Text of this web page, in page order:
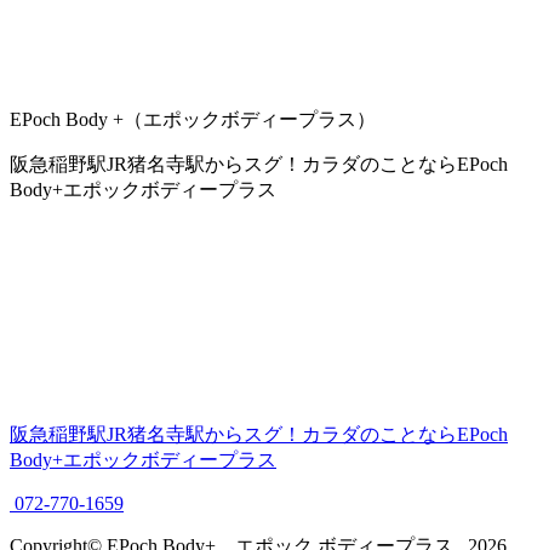
EPoch Body +（エポックボディープラス）
阪急稲野駅JR猪名寺駅からスグ！カラダのことならEPoch
Body+エポックボディープラス
阪急稲野駅JR猪名寺駅からスグ！カラダのことならEPoch
Body+エポックボディープラス
072-770-1659
Copyright© EPoch Body+ エポック ボディープラス , 2026